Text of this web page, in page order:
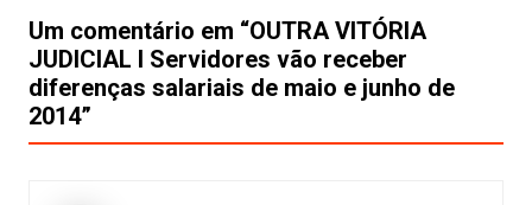
Um comentário em “OUTRA VITÓRIA
JUDICIAL I Servidores vão receber
diferenças salariais de maio e junho de
2014”